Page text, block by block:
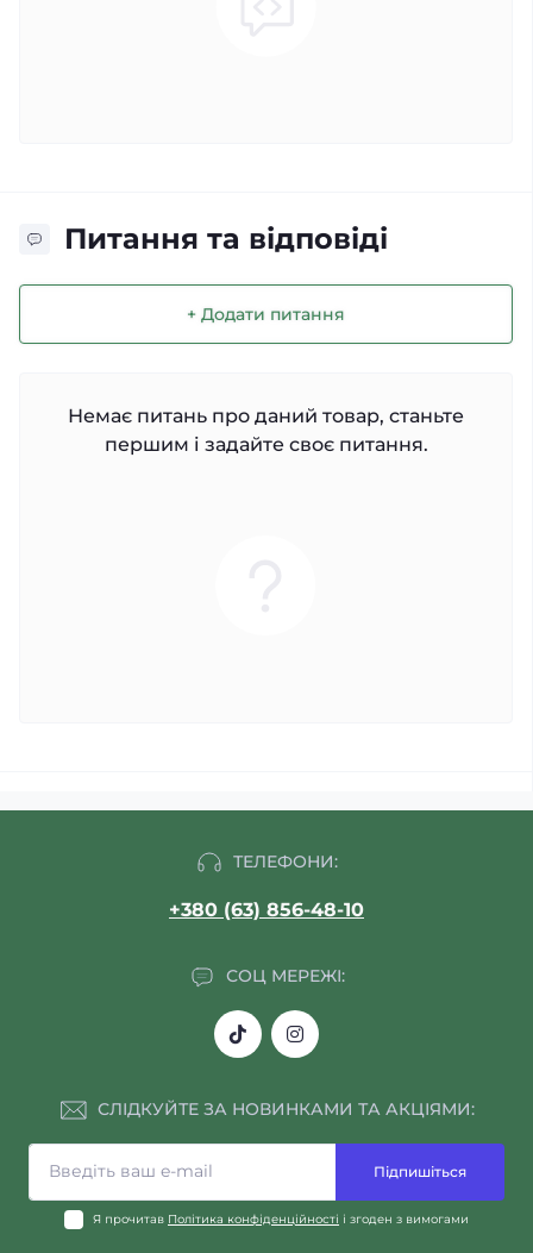
Питання та відповіді
+ Додати питання
Немає питань про даний товар, станьте
першим і задайте своє питання.
ТЕЛЕФОНИ:
+380 (63) 856-48-10
СОЦ МЕРЕЖІ:
СЛІДКУЙТЕ ЗА НОВИНКАМИ ТА АКЦІЯМИ:
Підпишіться
Я прочитав Політика конфіденційності і згоден з вимогами